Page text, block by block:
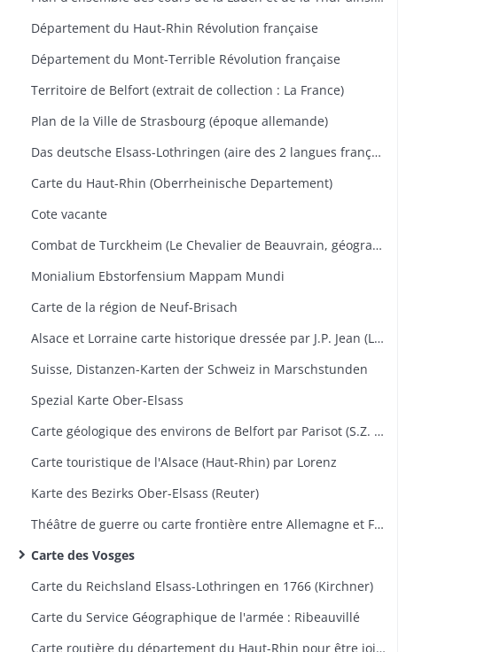
Département du Haut-Rhin Révolution française
Département du Mont-Terrible Révolution française
Territoire de Belfort (extrait de collection : La France)
Plan de la Ville de Strasbourg (époque allemande)
Das deutsche Elsass-Lothringen (aire des 2 langues française et allemande et aire des noms de famille à consonnance allemande et française)
Carte du Haut-Rhin (Oberrheinische Departement)
Cote vacante
Combat de Turckheim (Le Chevalier de Beauvrain, géographie ordinaire du Roi)
Monialium Ebstorfensium Mappam Mundi
Carte de la région de Neuf-Brisach
Alsace et Lorraine carte historique dressée par J.P. Jean (Lieutenant)
Suisse, Distanzen-Karten der Schweiz in Marschstunden
Spezial Karte Ober-Elsass
Carte géologique des environs de Belfort par Parisot (S.Z. Montbéliard)
Carte touristique de l'Alsace (Haut-Rhin) par Lorenz
Karte des Bezirks Ober-Elsass (Reuter)
Théâtre de guerre ou carte frontière entre Allemagne et France (Vienne et Mayence)
Carte des Vosges
Carte du Reichsland Elsass-Lothringen en 1766 (Kirchner)
Carte du Service Géographique de l'armée : Ribeauvillé
Carte routière du département du Haut-Rhin pour être jointe au projet d'une route à ouvrir entre Saint-Maurice et Sewen